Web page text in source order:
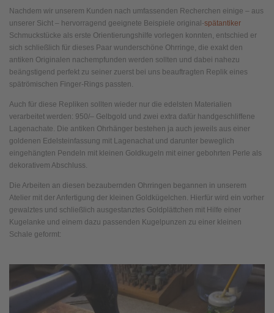
Nachdem wir unserem Kunden nach umfassenden Recherchen einige – aus
unserer Sicht – hervorragend geeignete Beispiele original-spätantiker
Schmuckstücke als erste Orientierungshilfe vorlegen konnten, entschied er
sich schließlich für dieses Paar wunderschöne Ohrringe, die exakt den
antiken Originalen nachempfunden werden sollten und dabei nahezu
beängstigend perfekt zu seiner zuerst bei uns beauftragten Replik eines
spätrömischen Finger-Rings passten.
Auch für diese Repliken sollten wieder nur die edelsten Materialien
verarbeitet werden: 950/– Gelbgold und zwei extra dafür handgeschliffene
Lagenachate. Die antiken Ohrhänger bestehen ja auch jeweils aus einer
goldenen Edelsteinfassung mit Lagenachat und darunter beweglich
eingehängten Pendeln mit kleinen Goldkugeln mit einer gebohrten Perle als
dekorativem Abschluss.
Die Arbeiten an diesen bezaubernden Ohrringen begannen in unserem
Atelier mit der Anfertigung der kleinen Goldkügelchen. Hierfür wird ein vorher
gewalztes und schließlich ausgestanztes Goldplättchen mit Hilfe einer
Kugelanke und einem dazu passenden Kugelpunzen zu einer kleinen
Schale geformt: